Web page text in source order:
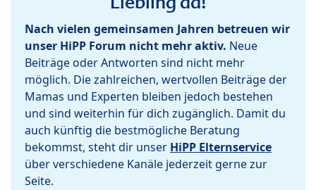
Nach vielen gemeinsamen Jahren betreuen wir
unser HiPP Forum nicht mehr aktiv. Neue
Beiträge oder Antworten sind nicht mehr
möglich. Die zahlreichen, wertvollen Beiträge der
Mamas und Experten bleiben jedoch bestehen
und sind weiterhin für dich zugänglich. Damit du
auch künftig die bestmögliche Beratung
bekommst, steht dir unser HiPP Elternservice
über verschiedene Kanäle jederzeit gerne zur
Seite.